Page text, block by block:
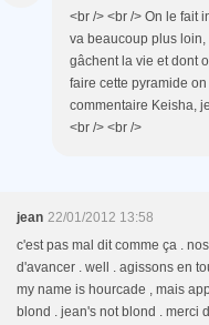
<br /> <br /> On le fait
va beaucoup plus
gâchent la vie et dont
faire cette pyramide
commentaire Keisha,
<br /> <br />
jean 22/01/2012 13:58
c'est pas mal dit comme ça .
d'avancer . well . agissons en
my name is hourcade , mais
blond . jean's not blond . merci